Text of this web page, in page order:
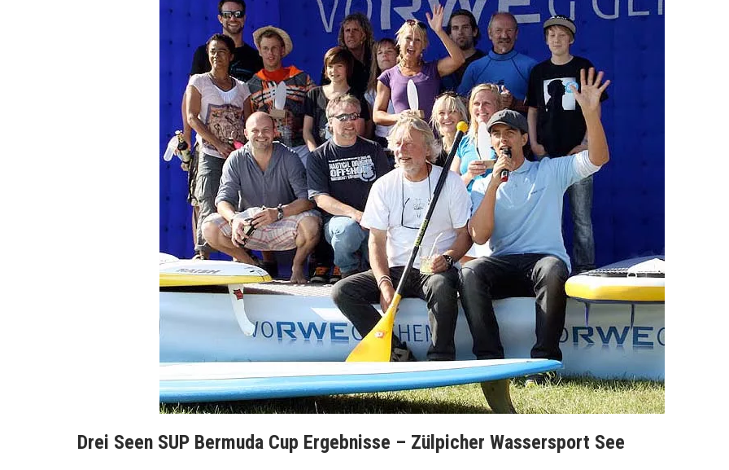
Drei Seen SUP Bermuda Cup Ergebnisse – Zülpicher Wassersport See